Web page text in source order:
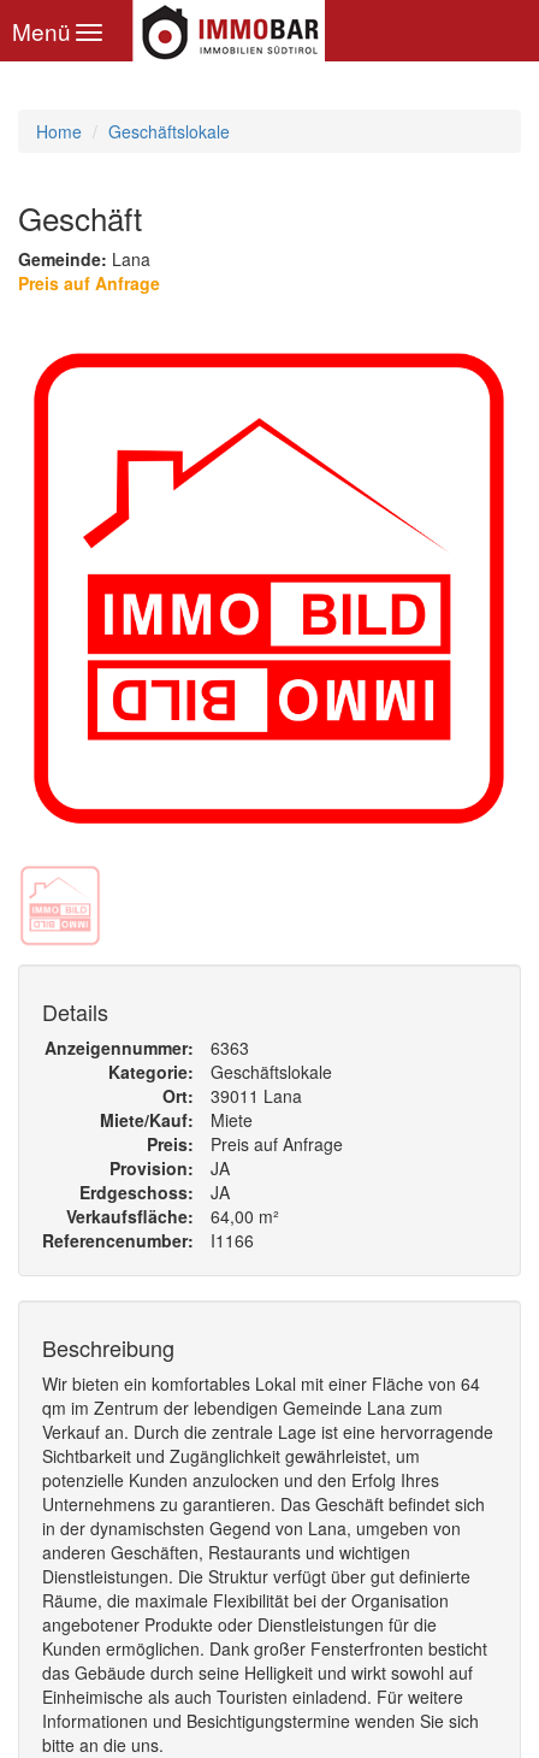
Toggle
navigation
Menü
Home Geschäftslokale
Geschäft
Gemeinde: Lana
Preis auf Anfrage
Details
Anzeigennummer
6363
Kategorie
Geschäftslokale
Ort
39011 Lana
Miete/Kauf
Miete
Preis
Preis auf Anfrage
Provision
JA
Erdgeschoss
JA
Verkaufsfläche
64,00 m²
Referencenumber
I1166
Beschreibung
Wir bieten ein komfortables Lokal mit einer Fläche von 64
qm im Zentrum der lebendigen Gemeinde Lana zum
Verkauf an. Durch die zentrale Lage ist eine hervorragende
Sichtbarkeit und Zugänglichkeit gewährleistet, um
potenzielle Kunden anzulocken und den Erfolg Ihres
Unternehmens zu garantieren. Das Geschäft befindet sich
in der dynamischsten Gegend von Lana, umgeben von
anderen Geschäften, Restaurants und wichtigen
Dienstleistungen. Die Struktur verfügt über gut definierte
Räume, die maximale Flexibilität bei der Organisation
angebotener Produkte oder Dienstleistungen für die
Kunden ermöglichen. Dank großer Fensterfronten besticht
das Gebäude durch seine Helligkeit und wirkt sowohl auf
Einheimische als auch Touristen einladend. Für weitere
Informationen und Besichtigungstermine wenden Sie sich
bitte an die uns.